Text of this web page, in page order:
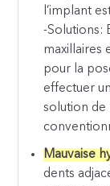
l’implant
-Solutions:
maxillaires
pour la
effectuer
solution de
Mauvaise
dents